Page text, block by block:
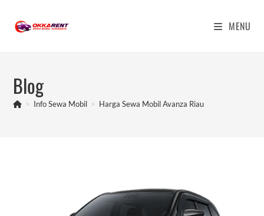
content
MENU
Blog
> Info Sewa Mobil > Harga Sewa Mobil Avanza Riau